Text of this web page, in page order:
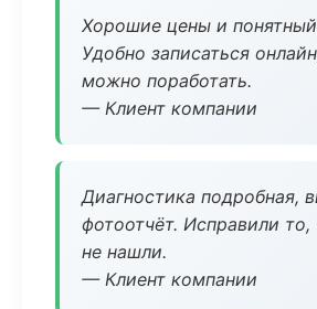
Хорошие цены и
Удобно записаться
можно поработать.
— Клиент компании
Диагностика подробная,
фотоотчёт. Исправили то,
не нашли.
— Клиент компании